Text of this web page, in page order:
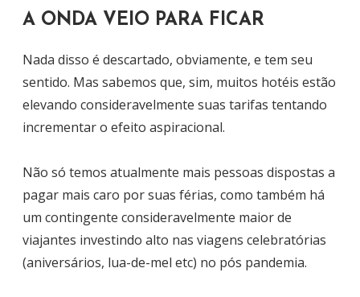
A ONDA VEIO PARA FICAR
Nada disso é descartado, obviamente, e tem seu
sentido. Mas sabemos que, sim, muitos hotéis estão
elevando consideravelmente suas tarifas tentando
incrementar o efeito aspiracional.
Não só temos atualmente mais pessoas dispostas a
pagar mais caro por suas férias, como também há
um contingente consideravelmente maior de
viajantes investindo alto nas viagens celebratórias
(aniversários, lua-de-mel etc) no pós pandemia.